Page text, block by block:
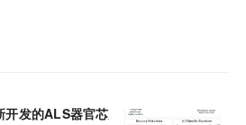
发的ALS器官芯片，揭示这种疾病中的